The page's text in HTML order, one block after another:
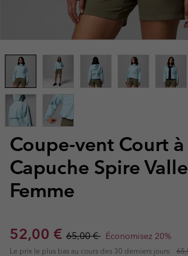
Coupe-vent Court à
Capuche Spire
Femme
Sale price:
52,00 € Regular price:
65,00 € Économisez 20%
Le prix le plus bas au cours des 30 derniers jours: